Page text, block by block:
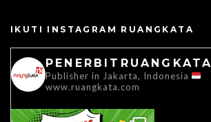
IKUTI INSTAGRAM RUANGKATA
PENERBITRUANGKATA
Publisher in Jakarta, Indonesia
www.ruangkata.com